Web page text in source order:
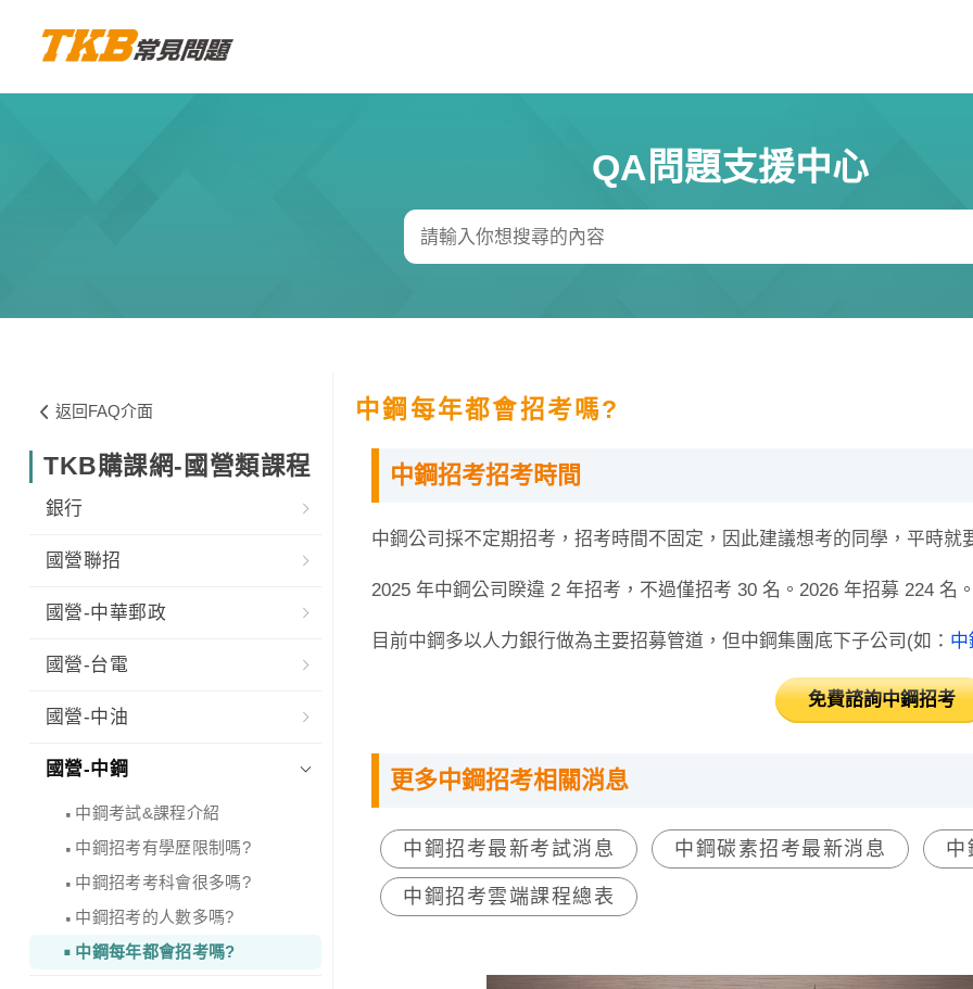
QA問題支援中心
返回FAQ介面
TKB購課網-國營類課程
銀行
國營聯招
國營-中華郵政
國營-台電
國營-中油
國營-中鋼
中鋼考試&課程介紹
中鋼招考有學歷限制嗎?
中鋼招考考科會很多嗎?
中鋼招考的人數多嗎?
中鋼每年都會招考嗎?
中鋼每年都會招考嗎?
中鋼招考招考時間
中鋼公司採不定期招考，招考時間不固定，因此建議想考的同學，平時就
2025 年中鋼公司睽違 2 年招考，不過僅招考 30 名。2026 年招募 224 名
目前中鋼多以人力銀行做為主要招募管道，但中鋼集團底下子公司(如：
免費諮詢中鋼招考
更多中鋼招考相關消息
中鋼招考最新考試消息 中鋼碳素招考最新消息 中
中鋼招考雲端課程總表